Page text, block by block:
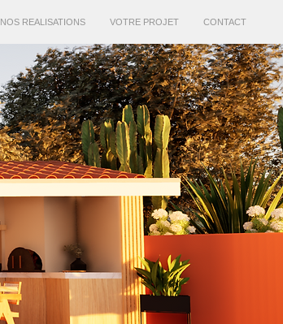
NOS REALISATIONS VOTRE PROJET CONTACT